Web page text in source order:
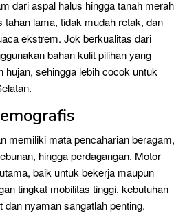
dari aspal halus hingga tanah merah
lama, tidak mudah retak, dan
ekstrem. Jok berkualitas dari
bahan kulit pilihan yang
hujan, sehingga lebih cocok untuk
memiliki mata pencaharian beragam,
hingga perdagangan. Motor
baik untuk bekerja maupun
tingkat mobilitas tinggi, kebutuhan
nyaman sangatlah penting.